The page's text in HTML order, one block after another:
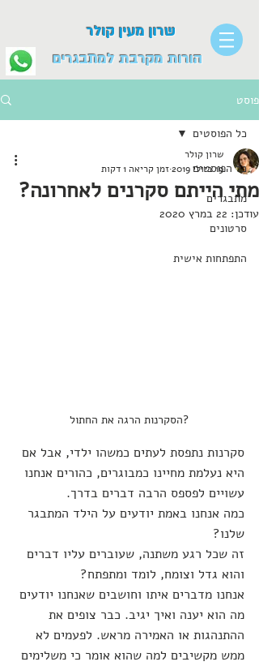
הורות מקרבת למתבגרים
שרון מעין קולר
פוסט
כל הפוסטים
מתבגרים
סרטונים
התפתחות אישית
כל הפוסטים
מתי הייתם סקרנים לאחרונה?
שרון קולר
19 ביולי 2019
זמן קריאה 1 דקות
עודכן: 22 במרץ 2020
?הסקרנות הרגה את החתול
סקרנות נתפסת לעתים כמשהו ילדי, אבל אם
היא נעלמת מחיינו כמבוגרים, כהורים אנחנו
עשויים לפספס הרבה דברים בדרך.
כמה אנחנו באמת יודעים על הילד המתבגר
שלנו?
זה שכל רגע משתנה, שעוברים עליו דברים
והוא גדל וצומח, לומד ומתפתח?
אנחנו מדברים איתו וחושבים שאנחנו יודעים
מה הוא יענה ואיך יגיב. כבר צופים את
ההתנהגות או האמירה מראש. לפעמים לא
ממש מקשיבים למה שהוא אומר כי משלימים